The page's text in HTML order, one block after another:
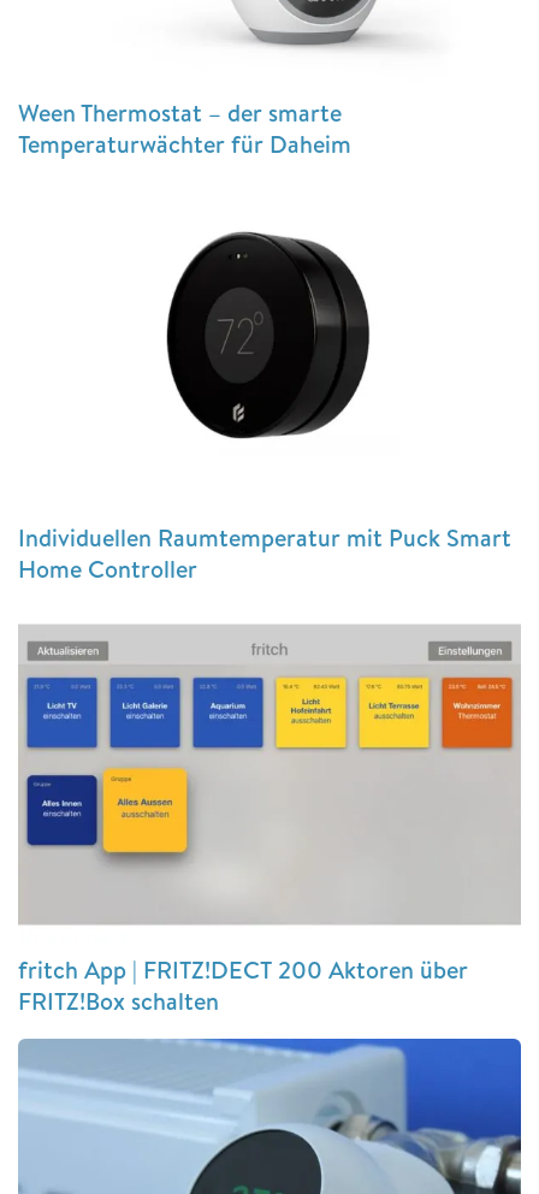
Ween Thermostat – der smarte
Temperaturwächter für Daheim
Individuellen Raumtemperatur mit Puck Smart
Home Controller
fritch App | FRITZ!DECT 200 Aktoren über
FRITZ!Box schalten